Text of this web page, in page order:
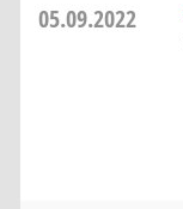
05.09.2022